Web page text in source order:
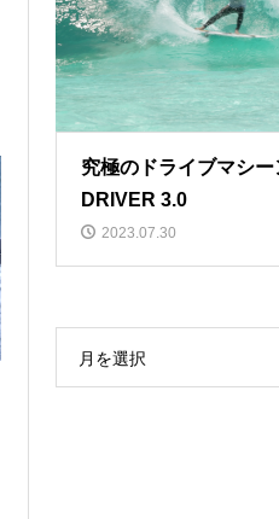
究極のドライブマシ
DRIVER 3.0
2023.07.30
月を選択